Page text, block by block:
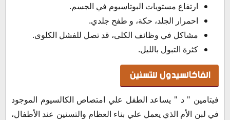
ارتفاع مستويات البوتاسيوم في الجسم.
احمرار الجلد، حكة، و طفح جلدي.
مشاكل في وظائف الكلى، قد تصل للفشل الكلوى.
كثرة التبول بالليل.
الفاكالسيدول للتسنين
فيتامين " د " يساعد الطفل علي امتصاص الكالسيوم الموجود
في لبن الأم الذي يعمل علي بناء العظام والتسنين عند الأطفال،